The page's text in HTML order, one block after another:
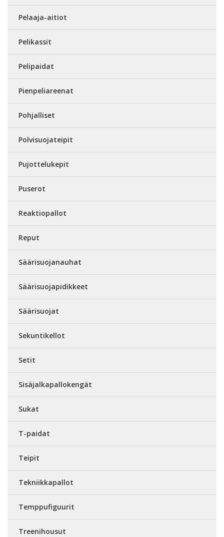
Pelaaja-aitiot
Pelikassit
Pelipaidat
Pienpeliareenat
Pohjalliset
Polvisuojateipit
Pujottelukepit
Puserot
Reaktiopallot
Reput
Säärisuojanauhat
Säärisuojapidikkeet
Säärisuojat
Sekuntikellot
Setit
Sisäjalkapallokengät
Sukat
T-paidat
Teipit
Tekniikkapallot
Temppufiguurit
Treenihousut